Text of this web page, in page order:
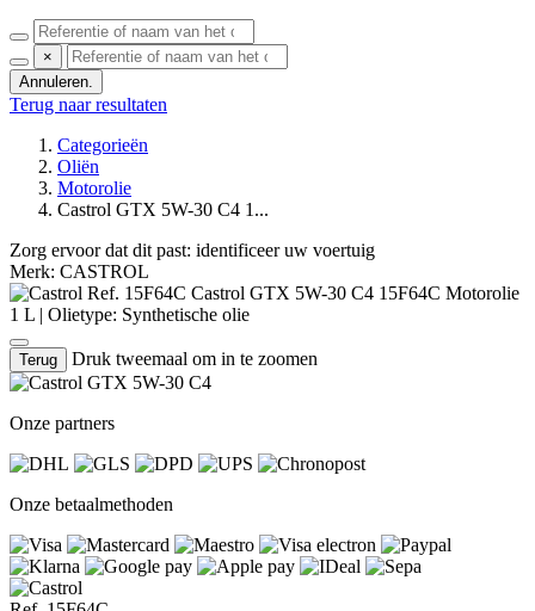
×
Annuleren.
Terug naar resultaten
Categorieën
Oliën
Motorolie
Castrol GTX 5W-30 C4 1...
Zorg ervoor dat dit past: identificeer uw voertuig
Merk: CASTROL
Ref. 15F64C Castrol GTX 5W-30 C4 15F64C Motorolie
1 L | Olietype: Synthetische olie
Terug Druk tweemaal om in te zoomen
Onze partners
Onze betaalmethoden